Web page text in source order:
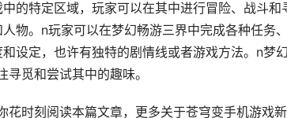
的特定区域，玩家可以在其中进行冒险、战斗和
物。n玩家可以在梦幻畅游三界中完成各种任务、
设定，也许有独特的剧情线或者游戏方法。n梦幻
觅和尝试其中的趣味。
时刻阅读本篇文章，更多关于苍穹变手机游戏